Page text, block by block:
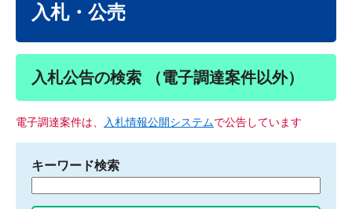
入札・公売
入札公告の検索 （電子調達案件以外）
電子調達案件は、 入札情報公開システムで公告しています
キーワード検索